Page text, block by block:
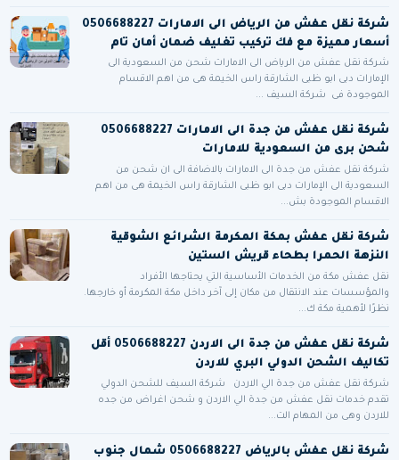
شركة نقل عفش من الرياض الى الامارات 0506688227
أسعار مميزة مع فك تركيب تغليف ضمان أمان تام
شركة نقل عفش من الرياض الى الامارات شحن من السعودية الى
الإمارات دبى ابو ظبى الشارقة راس الخيمة هى من اهم الاقسام
الموجودة فى شركة السيف ...
شركة نقل عفش من جدة الى الامارات 0506688227
شحن برى من السعودية للامارات
شركة نقل عفش من جدة الى الامارات بالاضافة الى ان شحن من
السعودية الى الإمارات دبى ابو ظبى الشارقة راس الخيمة هى من اهم
الاقسام الموجودة بش...
شركة نقل عفش بمكة المكرمة الشرائع الشوقية
النزهة الحمرا بطحاء قريش الستين
نقل عفش مكة من الخدمات الأساسية التي يحتاجها الأفراد
والمؤسسات عند الانتقال من مكان إلى آخر داخل مكة المكرمة أو خارجها.
نظرًا لأهمية مكة ك...
شركة نقل عفش من جدة الى الاردن 0506688227 أقل
تكاليف الشحن الدولي البري للاردن
شركة نقل عفش من جدة الي الاردن شركة السيف للشحن الدولي
تقدم خدمات نقل عفش من جدة الي الاردن و شحن اغراض من جده
للاردن وهى من المهام الت...
شركة نقل عفش بالرياض 0506688227 شمال جنوب